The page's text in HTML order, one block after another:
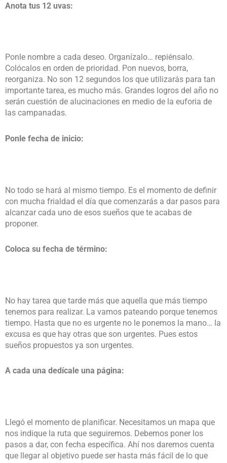
Anota tus 12 uvas:
Ponle nombre a cada deseo. Organízalo… repiénsalo.
Colócalos en orden de prioridad. Pon nuevos, borra,
reorganiza. No son 12 segundos los que utilizarás para tan
importante tarea, es mucho más. Grandes logros del año no
serán cuestión de alucinaciones en medio de la euforia de
las campanadas.
Ponle fecha de inicio:
No todo se hará al mismo tiempo. Es el momento de definir
con mucha frialdad el día que comenzarás a dar pasos para
alcanzar cada uno de esos sueños que te acabas de
proponer.
Coloca su fecha de término:
No hay tarea que tarde más que aquella que más tiempo
tenemos para realizar. La vamos pateando porque tenemos
tiempo. Hasta que no es urgente no le ponemos la mano… la
excusa es que hay otras que son urgentes. Pues estos
sueños propuestos ya son urgentes.
A cada una dedícale una página:
Llegó el momento de planificar. Necesitamos un mapa que
nos indique la ruta que seguiremos. Debemos poner los
pasos a dar, con fecha específica. Ahí nos daremos cuenta
que llegar al objetivo puede ser hasta más fácil de lo que